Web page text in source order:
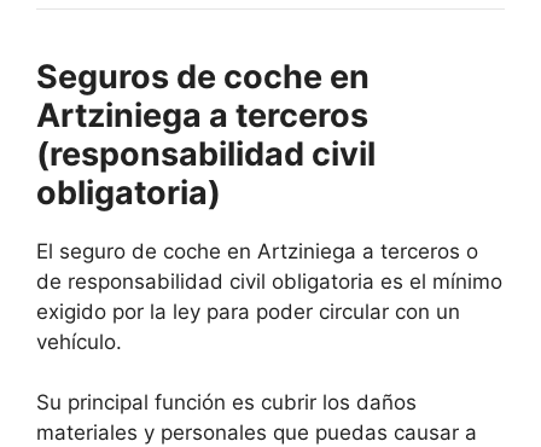
Seguros de coche en
Artziniega a terceros
(responsabilidad civil
obligatoria)
El seguro de coche en Artziniega a terceros o
de responsabilidad civil obligatoria es el mínimo
exigido por la ley para poder circular con un
vehículo.
Su principal función es cubrir los daños
materiales y personales que puedas causar a